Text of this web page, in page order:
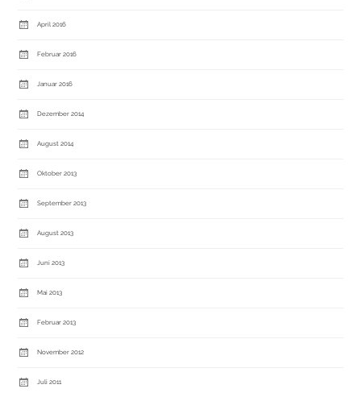
April 2016
Februar 2016
Januar 2016
Dezember 2014
August 2014
Oktober 2013
September 2013
August 2013
Juni 2013
Mai 2013
Februar 2013
November 2012
Juli 2011